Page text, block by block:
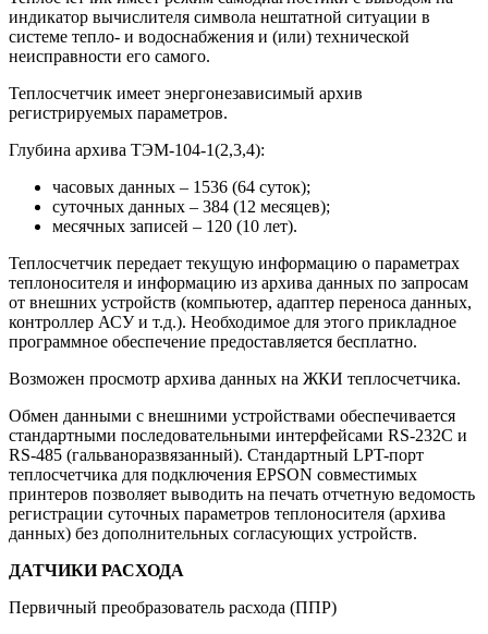
индикатор вычислителя символа нештатной ситуации в
системе тепло- и водоснабжения и (или) технической
неисправности его самого.
Теплосчетчик имеет энергонезависимый архив
регистрируемых параметров.
Глубина архива ТЭМ-104-1(2,3,4):
часовых данных – 1536 (64 суток);
суточных данных – 384 (12 месяцев);
месячных записей – 120 (10 лет).
Теплосчетчик передает текущую информацию о параметрах
теплоносителя и информацию из архива данных по запросам
от внешних устройств (компьютер, адаптер переноса данных,
контроллер АСУ и т.д.). Необходимое для этого прикладное
программное обеспечение предоставляется бесплатно.
Возможен просмотр архива данных на ЖКИ теплосчетчика.
Обмен данными с внешними устройствами обеспечивается
стандартными последовательными интерфейсами RS-232С и
RS-485 (гальваноразвязанный). Стандартный LPT-порт
теплосчетчика для подключения EPSON совместимых
принтеров позволяет выводить на печать отчетную ведомость
регистрации суточных параметров теплоносителя (архива
данных) без дополнительных согласующих устройств.
ДАТЧИКИ РАСХОДА
Первичный преобразователь расхода (ППР)